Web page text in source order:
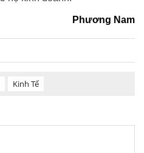
Phương Nam
Kinh Tế